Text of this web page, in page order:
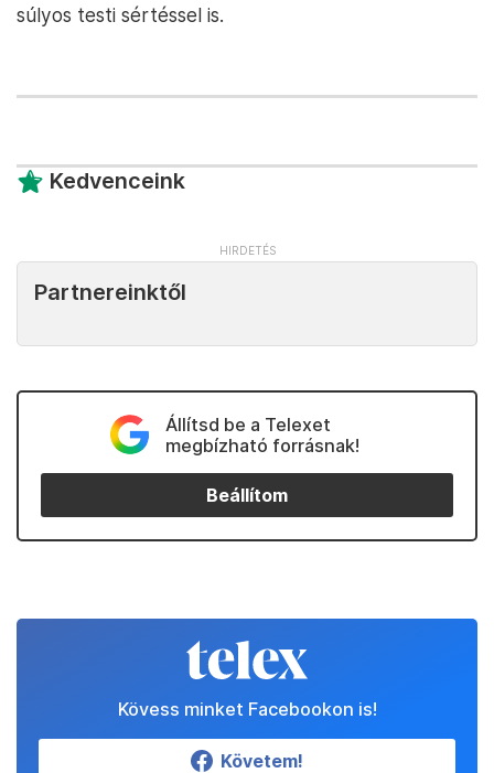
súlyos testi sértéssel is.
Kedvenceink
Partnereinktől
Állítsd be a Telexet
megbízható forrásnak!
Beállítom
Kövess minket Facebookon is!
Követem!